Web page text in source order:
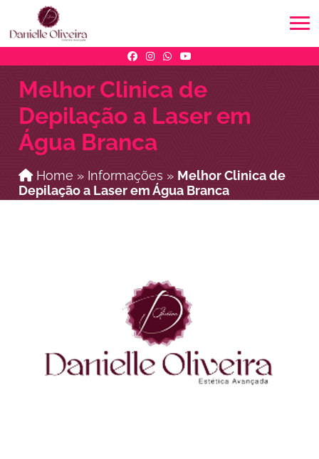
Melhor Clinica de
Depilação a Laser em
Água Branca
Home » Informações » Melhor Clinica de
Depilação a Laser em Água Branca